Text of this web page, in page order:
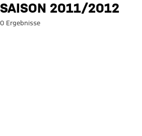
Suche: Saison
SAISON 2011/2012
0 Ergebnisse